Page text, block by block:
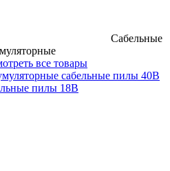
Сабельные
все товары
сабельные пилы 40В
пилы 18В